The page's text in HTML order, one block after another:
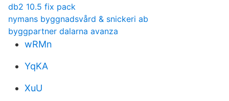
db2 10.5 fix pack
nymans byggnadsvård & snickeri ab
byggpartner dalarna avanza
wRMn
YqKA
XuU